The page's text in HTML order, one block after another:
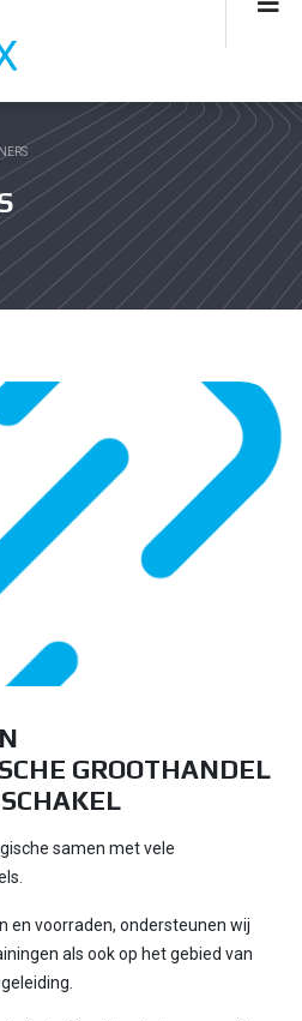
GROOTHANDEL
samen met vele
en voorraden, ondersteunen wij
als ook op het gebied van